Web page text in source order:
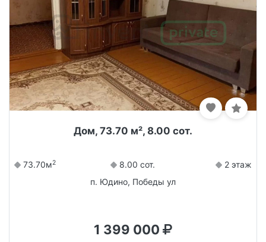
Дом, 73.70 м², 8.00 сот.
73.70м2 8.00 сот.
2 этаж
п. Юдино, Победы ул
1 399 000